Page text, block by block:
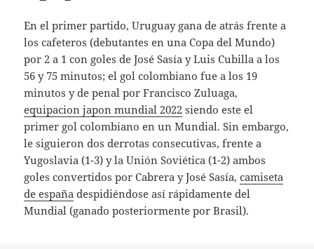
En el primer partido, Uruguay gana de atrás frente a
los cafeteros (debutantes en una Copa del Mundo)
por 2 a 1 con goles de José Sasía y Luis Cubilla a los
56 y 75 minutos; el gol colombiano fue a los 19
minutos y de penal por Francisco Zuluaga,
equipacion japon mundial 2022 siendo este el
primer gol colombiano en un Mundial. Sin embargo,
le siguieron dos derrotas consecutivas, frente a
Yugoslavia (1-3) y la Unión Soviética (1-2) ambos
goles convertidos por Cabrera y José Sasía,camiseta
de españa despidiéndose así rápidamente del
Mundial (ganado posteriormente por Brasil).